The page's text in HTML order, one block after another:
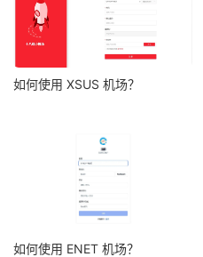
如何使用 XSUS 机场？
如何使用 ENET 机场？